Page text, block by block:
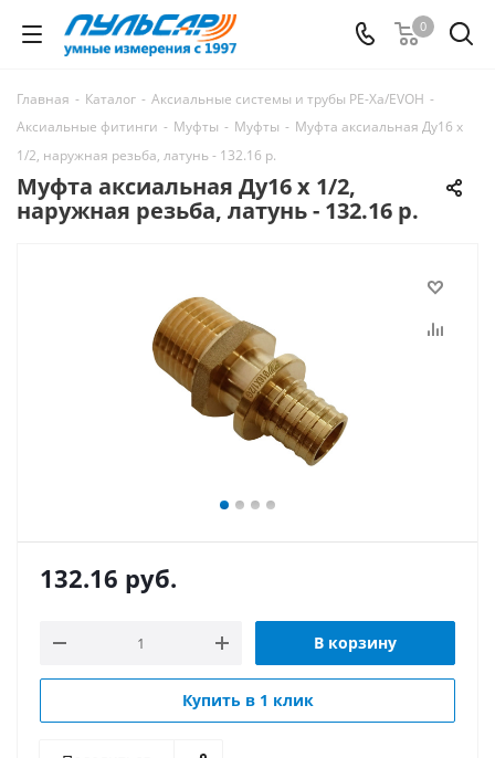
0
Главная - Каталог - Аксиальные системы и трубы РЕ-Ха/EVOH -
Аксиальные фитинги - Муфты - Муфты - Муфта аксиальная Ду16 х
1/2, наружная резьба, латунь - 132.16 р.
Муфта аксиальная Ду16 х 1/2,
наружная резьба, латунь - 132.16 р.
132.16 руб.
В корзину
Купить в 1 клик